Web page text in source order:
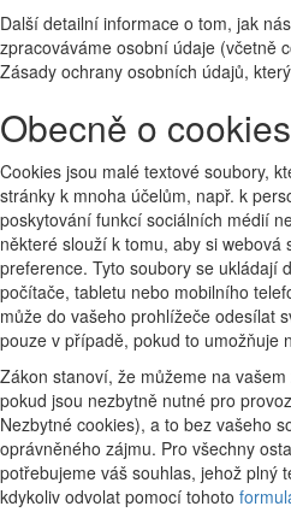
Další detailní informace o tom, jak
zpracováváme osobní údaje (včetně
Zásady ochrany osobních údajů,
Obecně o cookies
Cookies jsou malé textové soubory,
stránky k mnoha účelům, např. k
poskytování funkcí sociálních médií
některé slouží k tomu, aby si webová
preference. Tyto soubory se ukládají
počítače, tabletu nebo mobilního
může do vašeho prohlížeče odesílat
pouze v případě, pokud to umožňuje
Zákon stanoví, že můžeme na
pokud jsou nezbytně nutné pro
Nezbytné cookies), a to bez vašeho
oprávněného zájmu. Pro všechny
potřebujeme váš souhlas, jehož plný
kdykoliv odvolat pomocí tohoto